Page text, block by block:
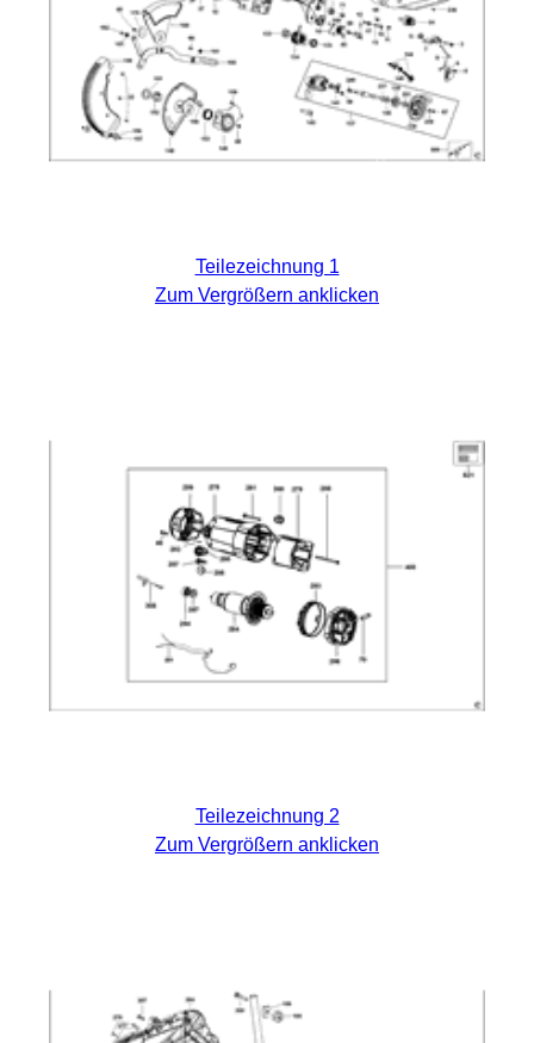
Teilezeichnung 1
Zum Vergrößern anklicken
Teilezeichnung 2
Zum Vergrößern anklicken